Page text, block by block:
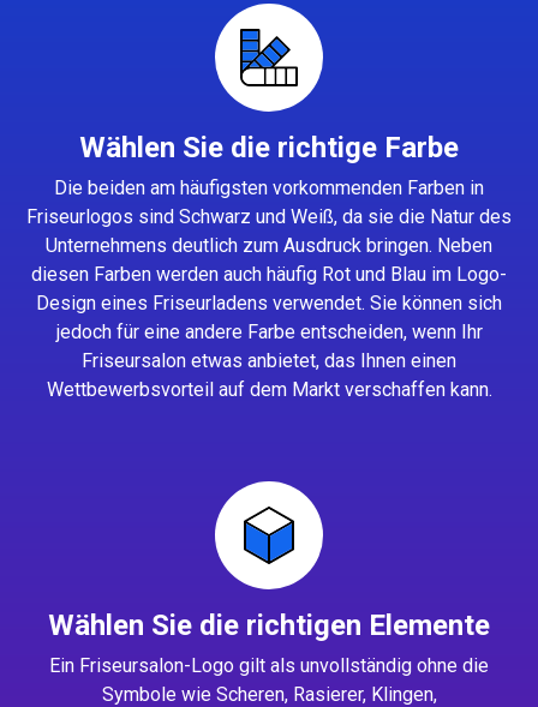
Wählen Sie die richtige Farbe
Die beiden am häufigsten vorkommenden Farben in
Friseurlogos sind Schwarz und Weiß, da sie die Natur des
Unternehmens deutlich zum Ausdruck bringen. Neben
diesen Farben werden auch häufig Rot und Blau im Logo-
Design eines Friseurladens verwendet. Sie können sich
jedoch für eine andere Farbe entscheiden, wenn Ihr
Friseursalon etwas anbietet, das Ihnen einen
Wettbewerbsvorteil auf dem Markt verschaffen kann.
Wählen Sie die richtigen Elemente
Ein Friseursalon-Logo gilt als unvollständig ohne die
Symbole wie Scheren, Rasierer, Klingen,